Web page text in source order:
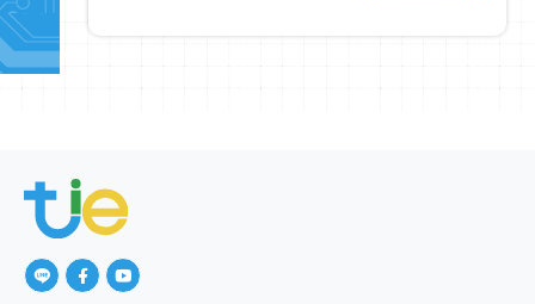
這些感測器能夠偵測到微小的應力變化，當
人或物體與覆蓋 T-Skin 的機器人表面發生接
另開新視窗前往「Line」
另開新視窗前往「facebook」
另開新視窗前往「youtube」